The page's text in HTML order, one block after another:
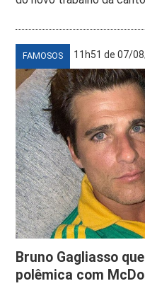
FAMOSOS 11h51 de 07/
Bruno Gagliasso
polêmica com